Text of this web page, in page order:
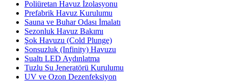
Poliüretan Havuz İzolasyonu
Prefabrik Havuz Kurulumu
Sauna ve Buhar Odası İmalatı
Sezonluk Havuz Bakımı
Şok Havuzu (Cold Plunge)
Sonsuzluk (Infinity) Havuzu
Sualtı LED Aydınlatma
Tuzlu Su Jeneratörü Kurulumu
UV ve Ozon Dezenfeksiyon